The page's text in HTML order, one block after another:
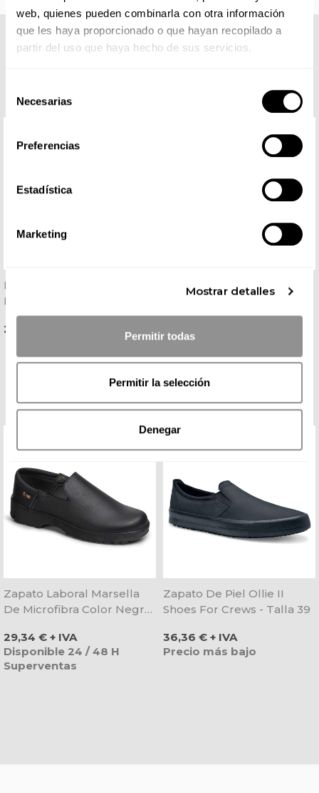
web, quienes pueden combinarla con otra información
que les haya proporcionado o que hayan recopilado a
partir del uso que haya hecho de sus servicios.
consentimiento
Necesarias
Preferencias
Estadística
Marketing
Mostrar detalles
Permitir todas
Permitir la selección
Denegar
COMPLETA TU LOOK
Pantalón De Camarero De
Microfibra Negro - Gary's
Precio
22,07 € + IVA
Pantalón Hombre Pitillo
- Roger
19,42 € + IVA
Disponible 24 / 48 H
Máxima comodidad
Zapato Laboral Marsella
De Microfibra Color Negro
Precio
29,34 € + IVA
Disponible 24 / 48 H
Superventas
Zapato De Piel Ollie II
Shoes For Crews - Talla 39
Precio
36,36 € + IVA
Precio más bajo